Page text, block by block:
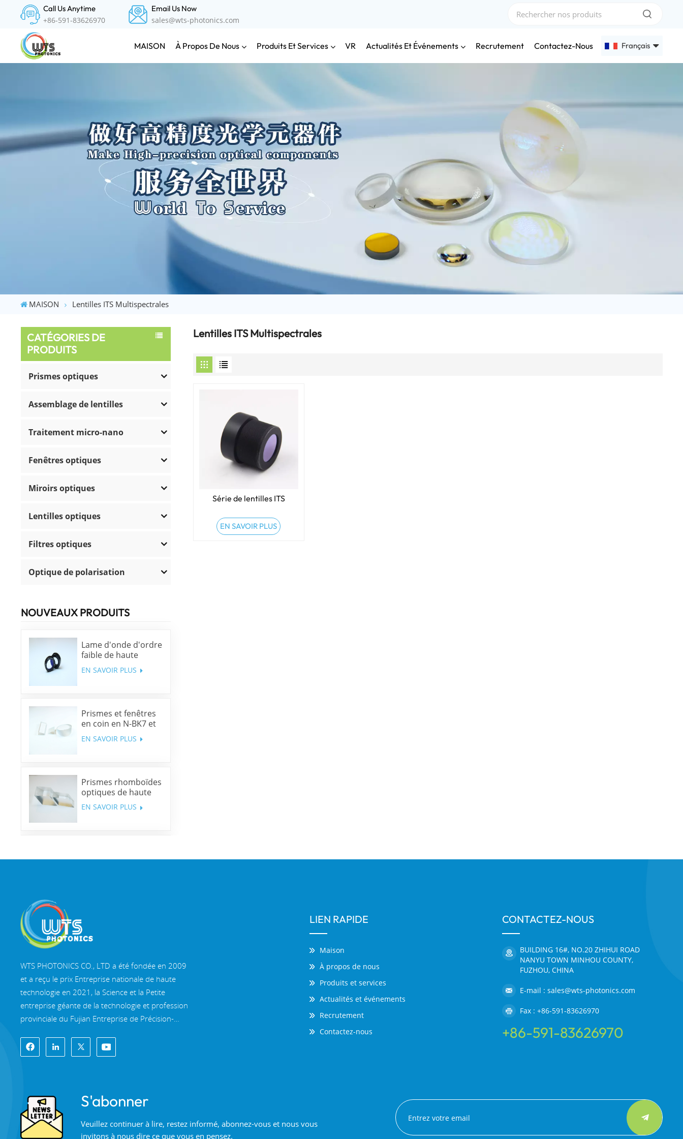
Call Us Anytime
+86-591-83626970
Email Us Now
sales@wts-photonics.com
MAISON À Propos De Nous Produits Et Services VR Actualités Et Événements Recrutement Contactez-Nous Français
中文
MAISON Lentilles ITS Multispectrales
CATÉGORIES DE
PRODUITS
Prismes optiques
Assemblage de lentilles
Traitement micro-nano
Fenêtres optiques
Miroirs optiques
Lentilles optiques
Filtres optiques
Optique de polarisation
NOUVEAUX PRODUITS
Lame d'onde d'ordre
faible de haute
précision
EN SAVOIR PLUS
Prismes et fenêtres
en coin en N-BK7 et
silice fondue
EN SAVOIR PLUS
Prismes rhomboïdes
optiques de haute
précision
EN SAVOIR PLUS
multibandes
Lentilles ITS Multispectrales
Série de lentilles ITS
EN SAVOIR PLUS
WTS PHOTONICS CO., LTD a été fondée en 2009
et a reçu le prix Entreprise nationale de haute
technologie en 2021, la Science et la Petite
entreprise géante de la technologie et profession
provinciale du Fujian Entreprise de Précision-
dans le belle ville côtière du sud-est, Fuzhou, une
célèbre ville optique en Chine. WTS dispose de
technique qualifié et d'un système de traitement
optique complet, système de revêtement, système
d'assemblage et système de contrôle qualité. WTS
LIEN RAPIDE
Maison
À propos de nous
Produits et services
Actualités et événements
Recrutement
Contactez-nous
CONTACTEZ-NOUS
BUILDING 16#, NO.20 ZHIHUI ROAD
NANYU TOWN MINHOU COUNTY,
FUZHOU, CHINA
E-mail : sales@wts-photonics.com
Fax : +86-591-83626970
+86-591-83626970
S'abonner
Veuillez continuer à lire, restez informé, abonnez-vous et nous vous
invitons à nous dire ce que vous en pensez.